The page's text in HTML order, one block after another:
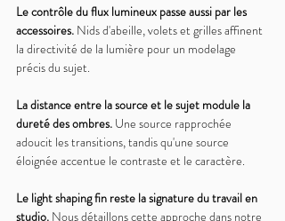
Le contrôle du flux lumineux passe aussi par les
accessoires. Nids d'abeille, volets et grilles affinent
la directivité de la lumière pour un modelage
précis du sujet.
La distance entre la source et le sujet module la
dureté des ombres. Une source rapprochée
adoucit les transitions, tandis qu'une source
éloignée accentue le contraste et le caractère.
Le light shaping fin reste la signature du travail en
studio. Nous détaillons cette approche dans notre